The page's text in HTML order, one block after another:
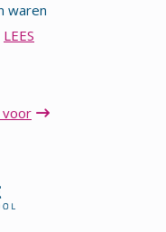
waren
LEES
voor